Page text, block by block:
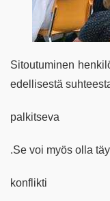
Sitoutuminen
edellisestä
palkitseva
.Se voi myös olla
konflikti